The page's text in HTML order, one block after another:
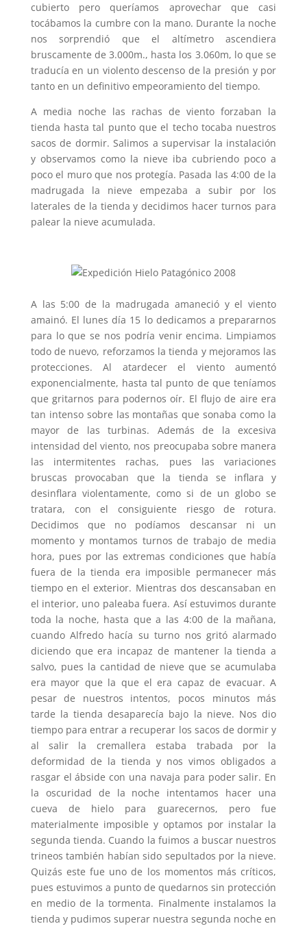
cubierto pero queríamos aprovechar que casi
tocábamos la cumbre con la mano. Durante la noche
nos sorprendió que el altímetro ascendiera
bruscamente de 3.000m., hasta los 3.060m, lo que se
traducía en un violento descenso de la presión y por
tanto en un definitivo empeoramiento del tiempo.
A media noche las rachas de viento forzaban la
tienda hasta tal punto que el techo tocaba nuestros
sacos de dormir. Salimos a supervisar la instalación
y observamos como la nieve iba cubriendo poco a
poco el muro que nos protegía. Pasada las 4:00 de la
madrugada la nieve empezaba a subir por los
laterales de la tienda y decidimos hacer turnos para
palear la nieve acumulada.
A las 5:00 de la madrugada amaneció y el viento
amainó. El lunes día 15 lo dedicamos a prepararnos
para lo que se nos podría venir encima. Limpiamos
todo de nuevo, reforzamos la tienda y mejoramos las
protecciones. Al atardecer el viento aumentó
exponencialmente, hasta tal punto de que teníamos
que gritarnos para podernos oír. El flujo de aire era
tan intenso sobre las montañas que sonaba como la
mayor de las turbinas. Además de la excesiva
intensidad del viento, nos preocupaba sobre manera
las intermitentes rachas, pues las variaciones
bruscas provocaban que la tienda se inflara y
desinflara violentamente, como si de un globo se
tratara, con el consiguiente riesgo de rotura.
Decidimos que no podíamos descansar ni un
momento y montamos turnos de trabajo de media
hora, pues por las extremas condiciones que había
fuera de la tienda era imposible permanecer más
tiempo en el exterior. Mientras dos descansaban en
el interior, uno paleaba fuera. Así estuvimos durante
toda la noche, hasta que a las 4:00 de la mañana,
cuando Alfredo hacía su turno nos gritó alarmado
diciendo que era incapaz de mantener la tienda a
salvo, pues la cantidad de nieve que se acumulaba
era mayor que la que el era capaz de evacuar. A
pesar de nuestros intentos, pocos minutos más
tarde la tienda desaparecía bajo la nieve. Nos dio
tiempo para entrar a recuperar los sacos de dormir y
al salir la cremallera estaba trabada por la
deformidad de la tienda y nos vimos obligados a
rasgar el ábside con una navaja para poder salir. En
la oscuridad de la noche intentamos hacer una
cueva de hielo para guarecernos, pero fue
materialmente imposible y optamos por instalar la
segunda tienda. Cuando la fuimos a buscar nuestros
trineos también habían sido sepultados por la nieve.
Quizás este fue uno de los momentos más críticos,
pues estuvimos a punto de quedarnos sin protección
en medio de la tormenta. Finalmente instalamos la
tienda y pudimos superar nuestra segunda noche en